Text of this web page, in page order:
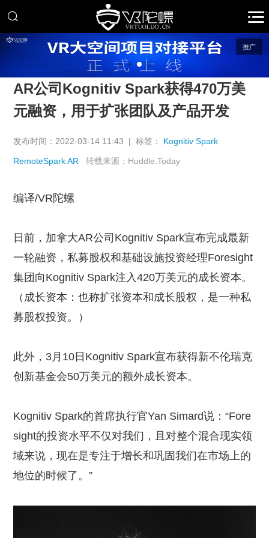
推广
AR公司Kognitiv Spark获得470万美
元融资，用于扩张团队及产品开发
发布时间：2022-03-14 11:43 | 标签： Kognitiv Spark
RemoteSpark AR 转载来源：Huddle.Today
编译/VR陀螺
日前，加拿大AR公司Kognitiv Spark宣布完成最新
一轮融资，私募股权和基础设施投资经理Foresight
集团向Kognitiv Spark注入420万美元的成长资本。
（成长资本：也称扩张资本和成长股权，是一种私
募股权投资。）
此外，3月10日Kognitiv Spark宣布获得新不伦瑞克
创新基金会50万美元的额外成长资本。
Kognitiv Spark的首席执行官Yan Simard说：“Fore
sight的投资水平不仅对我们，且对整个混合现实领
域来说，现在是专注于增长和巩固我们在市场上的
地位的时候了。”